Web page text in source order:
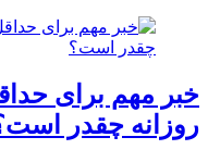
خبر مهم برای
روزانه چقدر